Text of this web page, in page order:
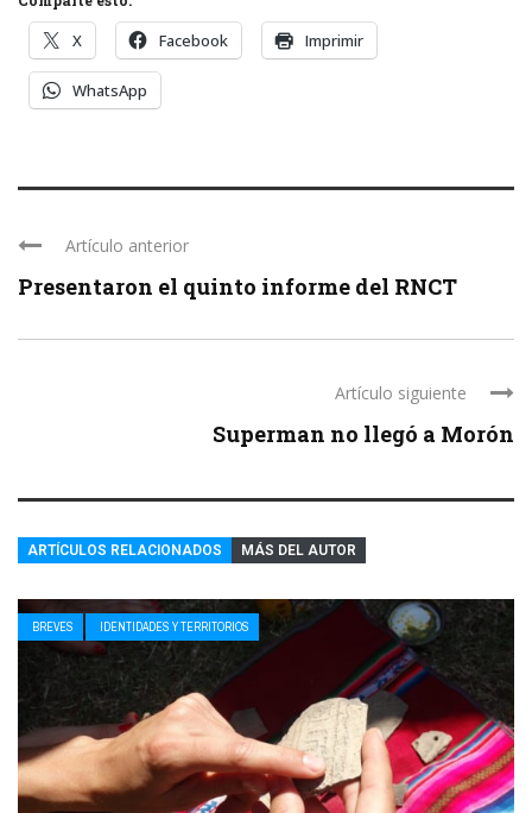
X Facebook Imprimir
WhatsApp
Artículo anterior
Presentaron el quinto informe del RNCT
Artículo siguiente
Superman no llegó a Morón
ARTÍCULOS RELACIONADOS MÁS DEL AUTOR
BREVES IDENTIDADES Y TERRITORIOS